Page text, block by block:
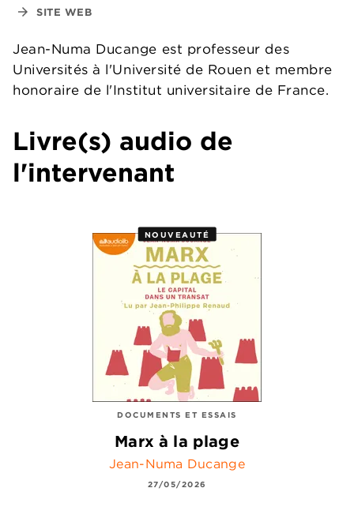
Jean-Numa Ducange est professeur des
Universités à l'Université de Rouen et membre
honoraire de l'Institut universitaire de France.
arrow_forward SITE WEB
Livre(s) audio de
l'intervenant
NOUVEAUTÉ
DOCUMENTS ET ESSAIS
Marx à la plage
Jean-Numa Ducange
27/05/2026